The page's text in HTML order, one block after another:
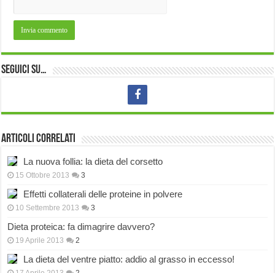
Seguici su…
Articoli correlati
La nuova follia: la dieta del corsetto
15 Ottobre 2013 3
Effetti collaterali delle proteine in polvere
10 Settembre 2013 3
Dieta proteica: fa dimagrire davvero?
19 Aprile 2013 2
La dieta del ventre piatto: addio al grasso in eccesso!